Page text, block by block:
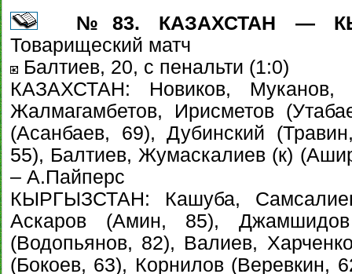
№83. КАЗАХСТАН —
Товарищеский матч
Балтиев, 20, с пенальти (1:0)
КАЗАХСТАН: Новиков,
Жалмагамбетов, Ирисметов
(Асанбаев, 69), Дубинский
55), Балтиев, Жумаскалиев (к)
– А.Пайперс
КЫРГЫЗСТАН: Кашуба,
Аскаров (Амин, 85),
(Водопьянов, 82), Валиев,
(Бокоев, 63), Корнилов (Веревкин,